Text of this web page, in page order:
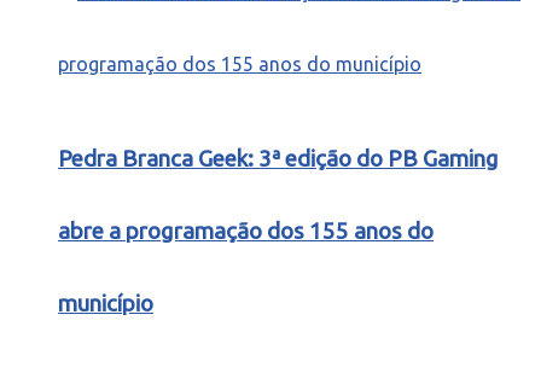
Pedra Branca Geek: 3ª edição do PB Gaming
abre a programação dos 155 anos do
município